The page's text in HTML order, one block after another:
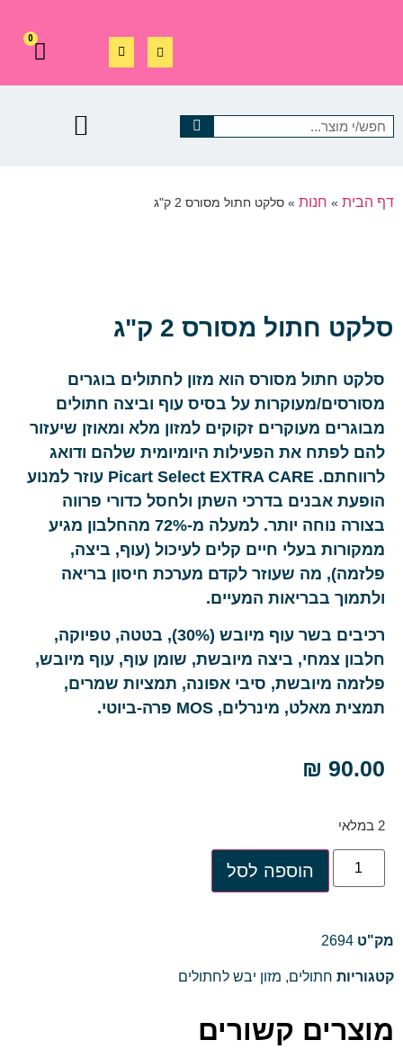
0
דף הבית » חנות » סלקט חתול מסורס 2 ק"ג
סלקט חתול מסורס 2 ק"ג
סלקט חתול מסורס הוא מזון לחתולים בוגרים
מסורסים/מעוקרות על בסיס עוף וביצה חתולים
מבוגרים מעוקרים זקוקים למזון מלא ומאוזן שיעזור
להם לפתח את הפעילות היומיומית שלהם ודואג
לרווחתם. Picart Select EXTRA CARE עוזר למנוע
הופעת אבנים בדרכי השתן ולחסל כדורי פרווה
בצורה נוחה יותר. למעלה מ-72% מהחלבון מגיע
ממקורות בעלי חיים קלים לעיכול (עוף, ביצה,
פלזמה), מה שעוזר לקדם מערכת חיסון בריאה
ולתמוך בבריאות המעיים.
רכיבים בשר עוף מיובש (30%), בטטה, טפיוקה,
חלבון צמחי, ביצה מיובשת, שומן עוף, עוף מיובש,
פלזמה מיובשת, סיבי אפונה, תמציות שמרים,
תמצית מאלט, מינרלים, MOS פרה-ביוטי.
₪ 90.00
2 במלאי
הוספה לסל
מק"ט 2694
קטגוריות חתולים, מזון יבש לחתולים
מוצרים קשורים